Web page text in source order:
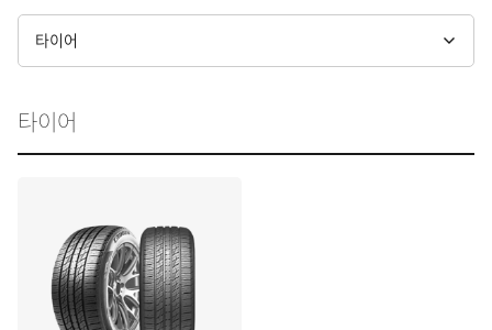
기획 이벤트 카테고리 선택
타이어